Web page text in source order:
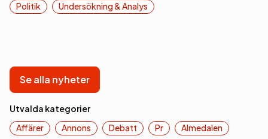
Politik Undersökning & Analys
Se alla nyheter
Utvalda kategorier
Affärer
Annons Debatt Pr Almedalen